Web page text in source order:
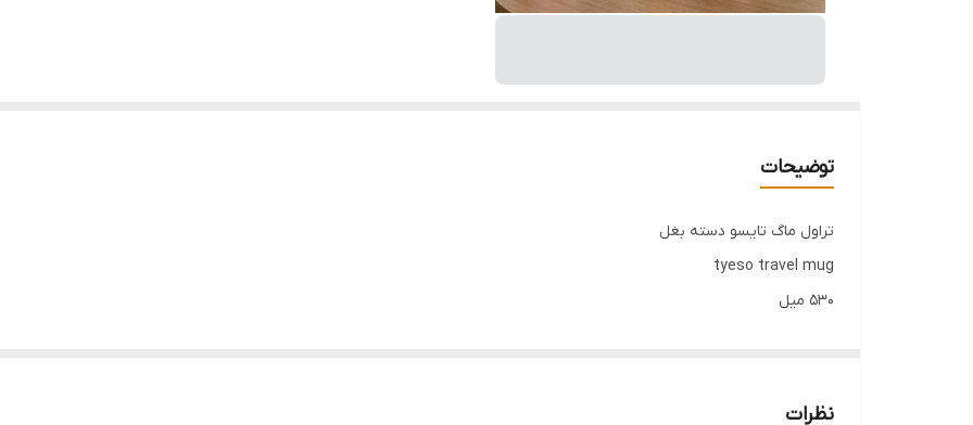
توضیحات
تراول ماگ تایسو دسته بغل
tyeso travel mug
530 میل
نظرات